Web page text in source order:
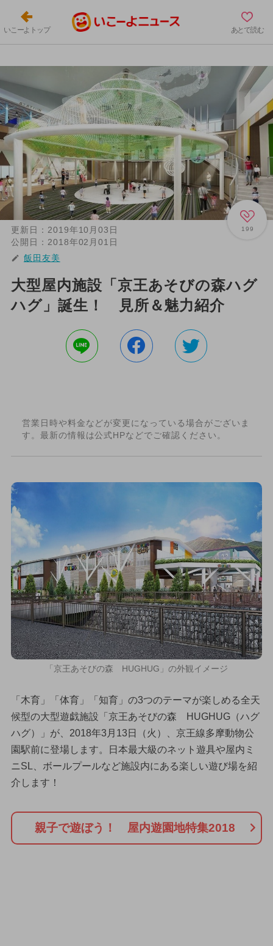
いこーよトップ あとで読む
199
更新日： 2019年10月03日
公開日： 2018年02月01日
飯田友美
大型屋内施設「京王あそびの森ハグ
ハグ」誕生！ 見所＆魅力紹介
営業日時や料金などが変更になっている場合がございま
す。最新の情報は公式HPなどでご確認ください。
「京王あそびの森 HUGHUG」の外観イメージ
「木育」「体育」「知育」の3つのテーマが楽しめる全天
候型の大型遊戯施設「京王あそびの森 HUGHUG（ハグ
ハグ）」が、2018年3月13日（火）、京王線多摩動物公
園駅前に登場します。日本最大級のネット遊具や屋内ミ
ニSL、ボールプールなど施設内にある楽しい遊び場を紹
介します！
親子で遊ぼう！ 屋内遊園地特集2018